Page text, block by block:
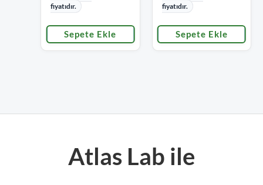
fiyatıdır.
Sepete Ekle
fiyatıdır.
Sepete Ekle
Atlas Lab ile